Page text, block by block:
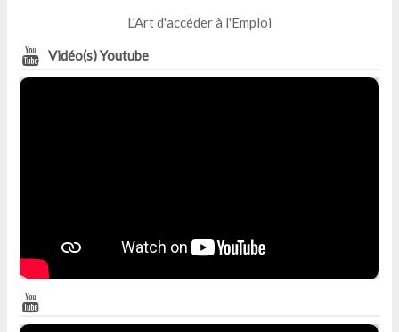
L'Art d'accéder à l'Emploi
Vidéo(s) Youtube